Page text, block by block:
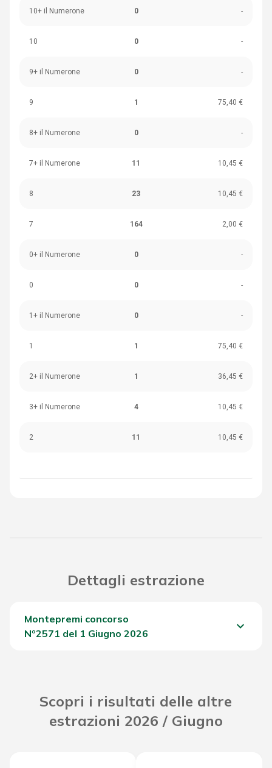
10+ il Numerone 0 -
10 0 -
9+ il Numerone 0 -
9 1 75,40 €
8+ il Numerone 0 -
7+ il Numerone 11 10,45 €
8 23 10,45 €
7 164 2,00 €
0+ il Numerone 0 -
0 0 -
1+ il Numerone 0 -
1 1 75,40 €
2+ il Numerone 1 36,45 €
3+ il Numerone 4 10,45 €
2 11 10,45 €
Dettagli estrazione
Montepremi concorso
Nº2571 del 1 Giugno 2026
keyboard_arrow_down
Scopri i risultati delle altre
estrazioni 2026 / Giugno